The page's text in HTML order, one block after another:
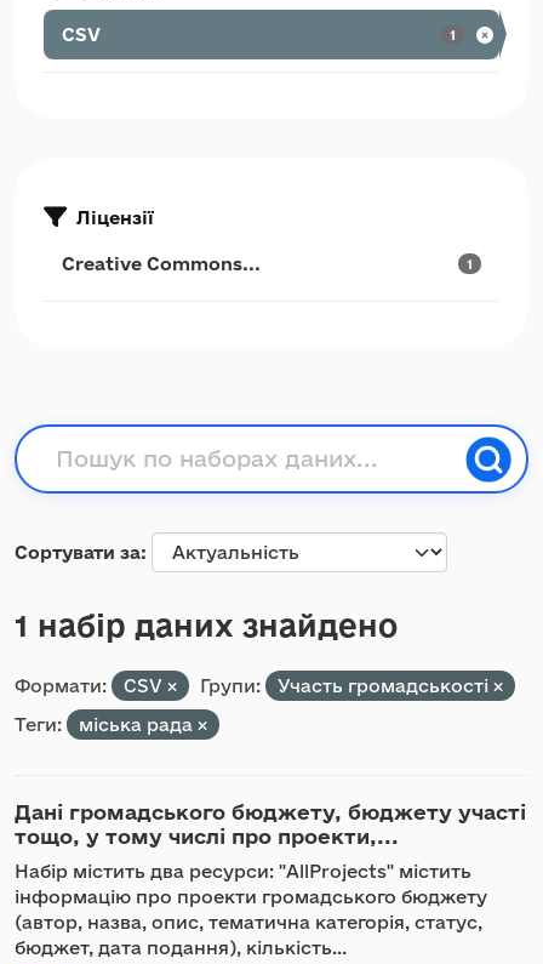
CSV 1
Ліцензії
Creative Commons... 1
Сортувати за
1 набір даних знайдено
Формати: CSV Групи:
Участь громадськості
Теги:
міська рада
Дані громадського бюджету, бюджету участі
тощо, у тому числі про проекти,...
Набір містить два ресурси: "AllProjects" містить
інформацію про проекти громадського бюджету
(автор, назва, опис, тематична категорія, статус,
бюджет, дата подання), кількість...